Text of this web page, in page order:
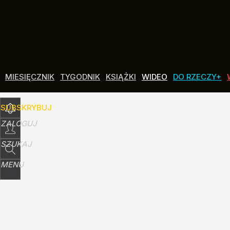
MIESIĘCZNIK TYGODNIK KSIĄŻKI WIDEO DO RZECZY+
SUBSKRYBUJ
ZALOGUJ
SZUKAJ
MENU